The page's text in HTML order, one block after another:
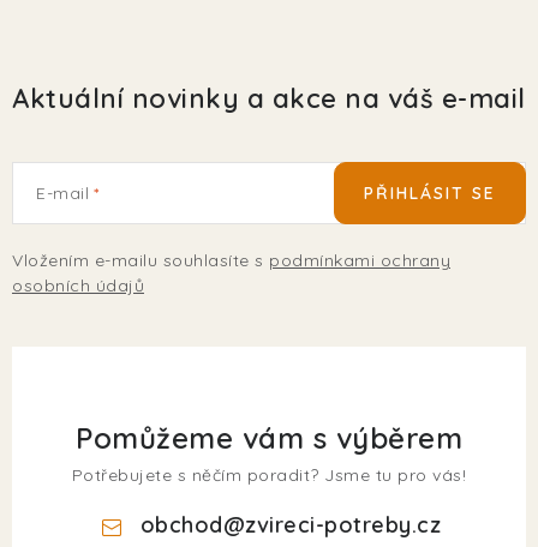
Aktuální novinky a akce na váš e-mail
E-mail
Vložením e-mailu souhlasíte s podmínkami ochrany
osobních údajů
PŘIHLÁSIT SE
Pomůžeme vám s výběrem
Potřebujete s něčím poradit? Jsme tu pro vás!
obchod@zvireci-potreby.cz